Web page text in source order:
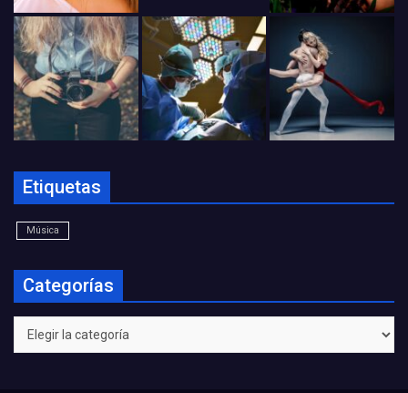
Etiquetas
Música
Categorías
Categorías